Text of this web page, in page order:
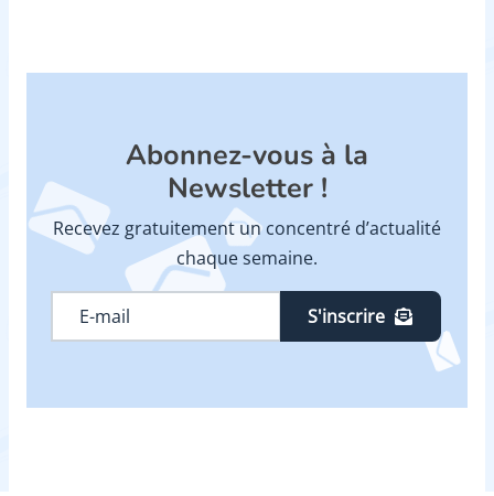
Abonnez-vous à la
Newsletter !
Recevez gratuitement un concentré d’actualité
chaque semaine.
S'inscrire